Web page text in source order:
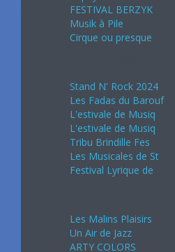
FESTIVAL BERZYK
Musik à Pile
Cirque ou presque
Stand N' Rock 2024
Les Fadas du Barouf
L'estivale de Musiq
L'estivale de Musiq
Tribu Brindille Fes
Les Musicales de St
Festival Lyrique de
Les Malins Plaisirs
Un Air de Jazz
ARTY COLORS